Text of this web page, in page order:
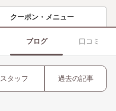
クーポン・メニュー
ブログ 口コミ
スタッフ 過去の記事